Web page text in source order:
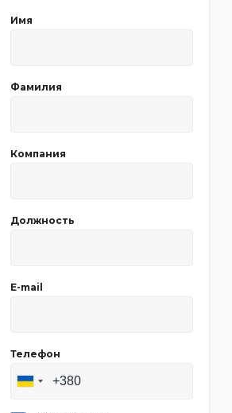
Имя
Фамилия
Компания
Должность
E-mail
Телефон